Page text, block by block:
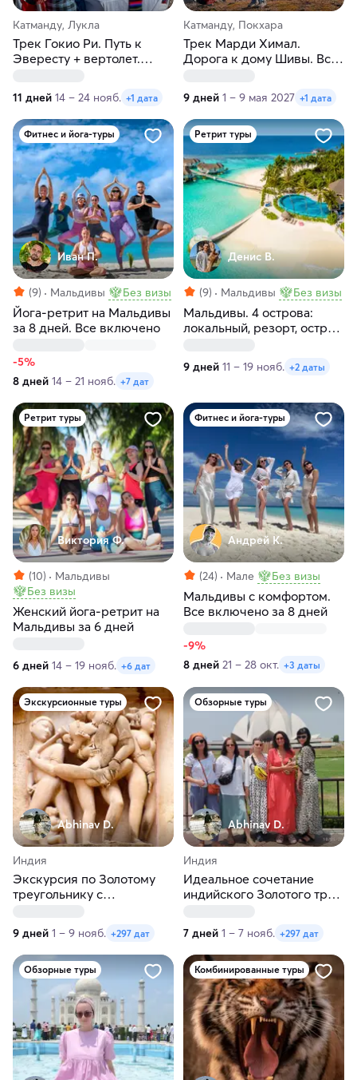
Катманду, Лукла
Трек Гокио Ри. Путь к
Эвересту + вертолет.
11 дней 14 – 24 нояб. +1 дата
Катманду, Покхара
Трек Марди Химал.
Дорога к дому Шивы. Все
9 дней 1 – 9 мая 2027 +1 дата
Фитнес и йога-туры
Иван П.
(9) Мальдивы Без визы
Йога-ретрит на Мальдивы
за 8 дней. Все включено
-5%
8 дней 14 – 21 нояб. +7 дат
Ретрит туры
Денис В.
(9) Мальдивы Без визы
Мальдивы. 4 острова:
локальный, резорт, остров
9 дней 11 – 19 нояб. +2 даты
Ретрит туры
Виктория Ф.
(10)
Мальдивы
Без визы
Женский йога-ретрит на
Мальдивы за 6 дней
6 дней 14 – 19 нояб. +6 дат
Фитнес и йога-туры
Андрей К.
(24) Мале Без визы
Мальдивы с комфортом.
Все включено за 8 дней
-9%
8 дней 21 – 28 окт. +3 даты
Экскурсионные туры
Abhinav D.
Индия
Экскурсия по Золотому
треугольнику с
Эротического храма
9 дней 1 – 9 нояб. +297 дат
Обзорные туры
Abhinav D.
Индия
Идеальное сочетание
индийского Золотого трио
7 дней 1 – 7 нояб. +297 дат
Обзорные туры Комбинированные туры